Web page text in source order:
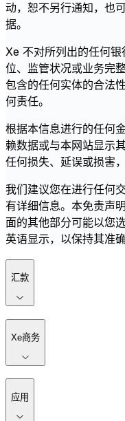
动，恕不另行通知，也
据。
Xe 不对所列出的任何
位、监管状况或业务完
包含的任何实体的合法
何责任。
根据本信息进行的任何
赖数据或与本网站显示
任何损失、延误或损害
我们建议您在进行任何
有详细信息。本免责声
面的其他部分可能以您
英语显示，以保持其准
汇款
Xe商务
应用